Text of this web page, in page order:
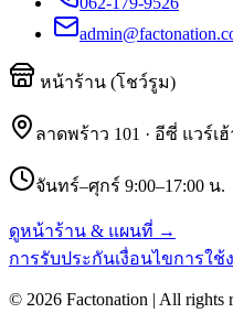
หน้าร้าน (โชว์รูม)
ลาดพร้าว 101 · อีซี่ แวร์
จันทร์–ศุกร์ 9:00–17:00 น.
ดูหน้าร้าน & แผนที่ →
การรับประกันเงื่อนไขการใช้
© 2026 Factonation | All rights